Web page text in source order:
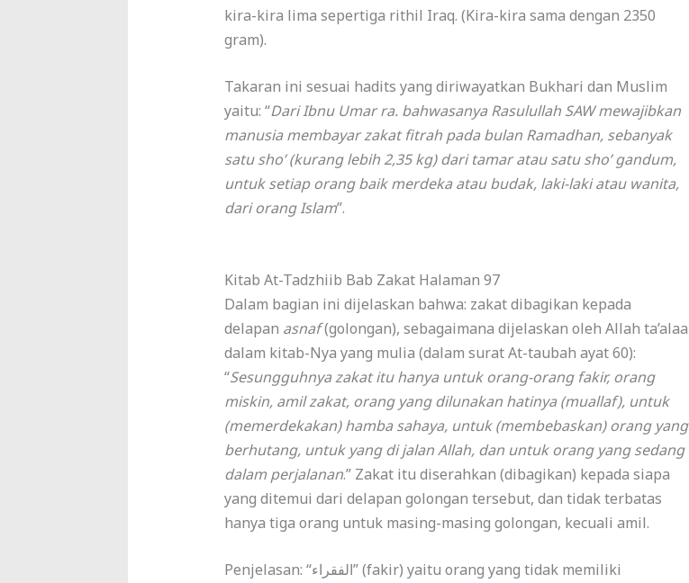
kira-kira lima sepertiga rithil Iraq. (Kira-kira sama dengan 2350
gram).
Takaran ini sesuai hadits yang diriwayatkan Bukhari dan Muslim
yaitu: “Dari Ibnu Umar ra. bahwasanya Rasulullah SAW mewajibkan
manusia membayar zakat fitrah pada bulan Ramadhan, sebanyak
satu sho’ (kurang lebih 2,35 kg) dari tamar atau satu sho’ gandum,
untuk setiap orang baik merdeka atau budak, laki-laki atau wanita,
dari orang Islam”.
Kitab At-Tadzhiib Bab Zakat Halaman 97
Dalam bagian ini dijelaskan bahwa: zakat dibagikan kepada
delapan asnaf(golongan), sebagaimana dijelaskan oleh Allah ta’alaa
dalam kitab-Nya yang mulia (dalam surat At-taubah ayat 60):
“Sesungguhnya zakat itu hanya untuk orang-orang fakir, orang
miskin, amil zakat, orang yang dilunakan hatinya (muallaf), untuk
(memerdekakan) hamba sahaya, untuk (membebaskan) orang yang
berhutang, untuk yang di jalan Allah, dan untuk orang yang sedang
dalam perjalanan.” Zakat itu diserahkan (dibagikan) kepada siapa
yang ditemui dari delapan golongan tersebut, dan tidak terbatas
hanya tiga orang untuk masing-masing golongan, kecuali amil.
Penjelasan: “الفقراء” (fakir) yaitu orang yang tidak memiliki